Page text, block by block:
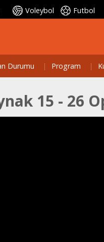
Durumu Program
Voleybol Futbol
15 - 26